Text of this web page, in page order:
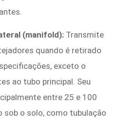
(manifold): Transmite
quando é retirado
exceto o
ao tubo principal. Seu
entre 25 e 100
sob o solo, como tubulação